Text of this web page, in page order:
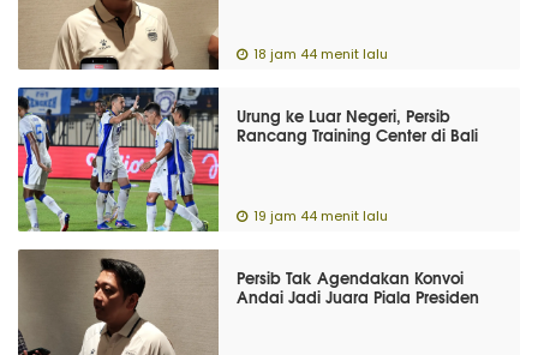
18 jam 44 menit lalu
Urung ke Luar Negeri, Persib
Rancang Training Center di Bali
19 jam 44 menit lalu
Persib Tak Agendakan Konvoi
Andai Jadi Juara Piala Presiden